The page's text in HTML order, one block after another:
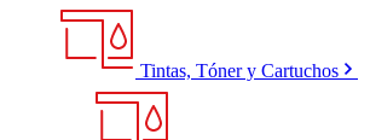
Tintas, Tóner y Cartuchos